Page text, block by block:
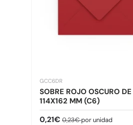
GCC6DR
SOBRE ROJO OSCURO DE
114X162 MM (C6)
Precio de venta
0,21€ Precio normal
0,23€por unidad